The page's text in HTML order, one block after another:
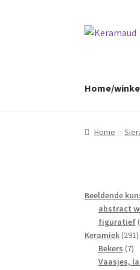
Ga
Ga
Home/
Home
Beeldende
abstract
figuratief
Keramiek 291
Bekers 77
Vaasjes,